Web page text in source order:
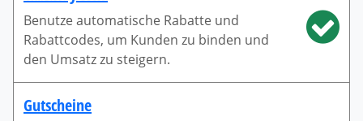
Benutze automatische Rabatte und
Rabattcodes, um Kunden zu binden und
den Umsatz zu steigern.
Gutscheine